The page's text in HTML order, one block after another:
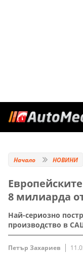
Начало НОВИНИ
8 милиарда
Най-сериозно
производство в
Петър Захариев